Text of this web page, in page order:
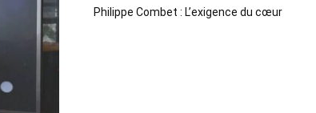
Philippe Combet : L’exigence du cœur